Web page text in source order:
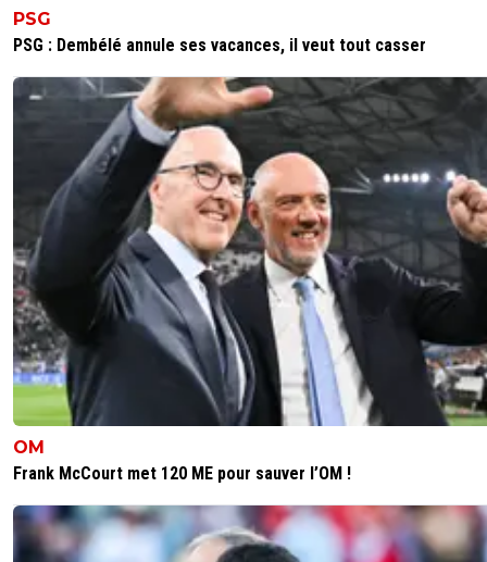
PSG
PSG : Dembélé annule ses vacances, il veut tout casser
OM
Frank McCourt met 120 ME pour sauver l’OM !